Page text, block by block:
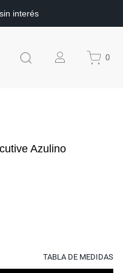
interés
0
Azulino
TABLA DE MEDIDAS